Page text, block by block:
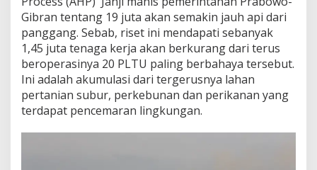
Gibran tentang 19 juta akan semakin jauh api dari
panggang. Sebab, riset ini mendapati sebanyak
1,45 juta tenaga kerja akan berkurang dari terus
beroperasinya 20 PLTU paling berbahaya tersebut.
Ini adalah akumulasi dari tergerusnya lahan
pertanian subur, perkebunan dan perikanan yang
terdapat pencemaran lingkungan.